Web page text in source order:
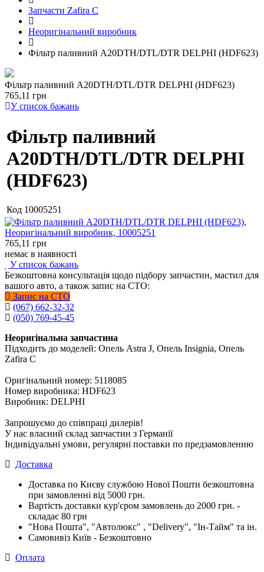
Запчасти Zafira C
Неоригінальний виробник
Фільтр паливний A20DTH/DTL/DTR DELPHI (HDF623)
Фільтр паливний A20DTH/DTL/DTR DELPHI (HDF623)
765,11 грн
У список бажань
Фільтр паливний
A20DTH/DTL/DTR DELPHI
(HDF623)
Код 10005251
765,11 грн
немає в наявності
У список бажань
Безкоштовна консультація щодо підбору запчастин, мастил для
вашого авто, а також запис на СТО:
Запис на СТО
(067) 662-32-32
(050) 769-45-45
Неоригінальна запчастина
Підходить до моделей: Опель Astra J, Опель Insignia, Опель
Zafira C
Оригінальний номер: 5118085
Номер виробника: HDF623
Виробник: DELPHI
Запрошуємо до співпраці дилерів!
У нас власний склад запчастин з Германії
Індивідуальні умови, регулярні поставки по предзамовленню
Доставка
Доставка по Києву службою Нової Пошти безкоштовна
при замовленні від 5000 грн.
Вартість доставки кур'єром замовлень до 2000 грн. -
складає 80 грн
"Нова Пошта", "Автолюкс" , "Delivery", "Iн-Тайм" та ін.
Самовивіз Київ - Безкоштовно
Оплата